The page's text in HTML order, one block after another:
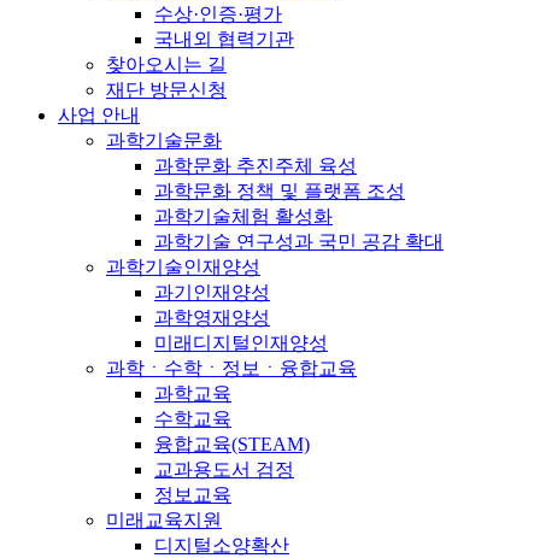
수상·인증·평가
국내외 협력기관
찾아오시는 길
재단 방문신청
사업 안내
과학기술문화
과학문화 추진주체 육성
과학문화 정책 및 플랫폼 조성
과학기술체험 활성화
과학기술 연구성과 국민 공감 확대
과학기술인재양성
과기인재양성
과학영재양성
미래디지털인재양성
과학ㆍ수학ㆍ정보ㆍ융합교육
과학교육
수학교육
융합교육(STEAM)
교과용도서 검정
정보교육
미래교육지원
디지털소양확산